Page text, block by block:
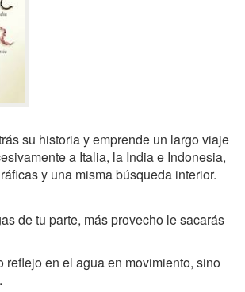
su historia y emprende un largo viaje
a Italia, la India e Indonesia,
y una misma búsqueda interior.
de tu parte, más provecho le sacarás
reflejo en el agua en movimiento, sino